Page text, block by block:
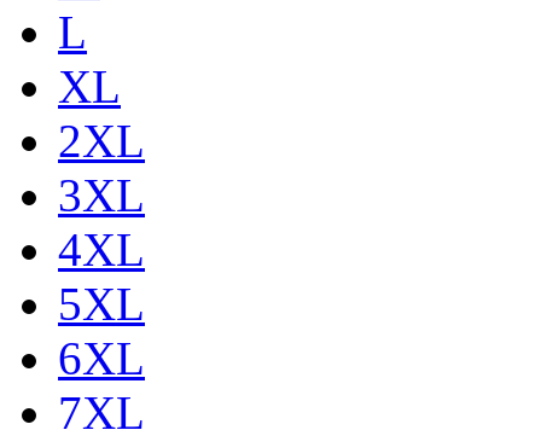
L
XL
2XL
3XL
4XL
5XL
6XL
7XL